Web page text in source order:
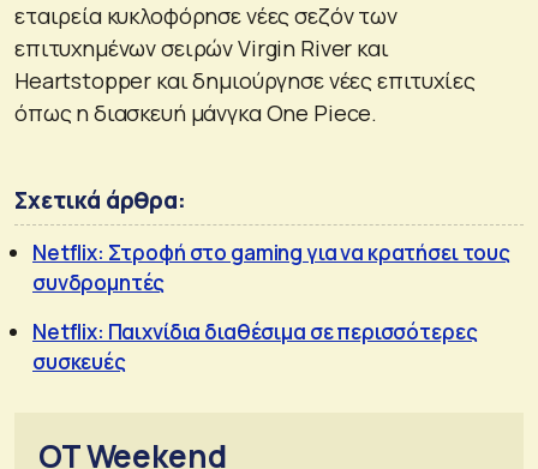
εταιρεία κυκλοφόρησε νέες σεζόν των
επιτυχημένων σειρών Virgin River και
Heartstopper και δημιούργησε νέες επιτυχίες
όπως η διασκευή μάνγκα One Piece.
Σχετικά άρθρα:
Νetflix: Στροφή στο gaming για να κρατήσει τους
συνδρομητές
Netflix: Παιχνίδια διαθέσιμα σε περισσότερες
συσκευές
OT Weekend